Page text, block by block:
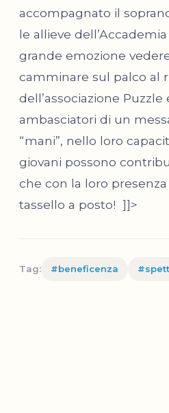
accompagnato il
le allieve
grande emozione
camminare sul palco al
dell’associazione
ambasciatori di un
“mani”, nello loro
giovani possono
che con la loro
tassello a posto! ]]>
Tag: #beneficenza